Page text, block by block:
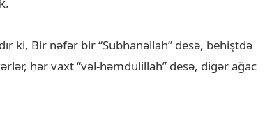
ki, Bir nəfər bir “Subhanəllah” desə, behiştdə
hər vaxt “vəl-həmdulillah” desə, digər ağac